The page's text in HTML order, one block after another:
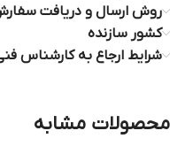
روش ارسال و دریافت
کشور سازنده
شرایط ارجاع به کارشناس
محصولات مشابه